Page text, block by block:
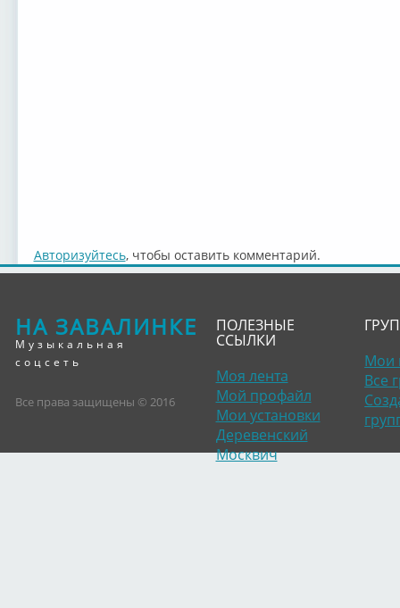
Авторизуйтесь, чтобы оставить комментарий.
НА ЗАВАЛИНКЕ
Музыкальная
соцсеть
Все права защищены © 2016
ПОЛЕЗНЫЕ
ССЫЛКИ
Моя лента
Мой профайл
Мои установки
Деревенский
Москвич
Мои
Все